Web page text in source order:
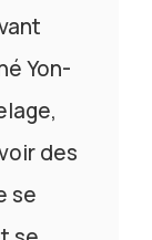
Yon-
des
se